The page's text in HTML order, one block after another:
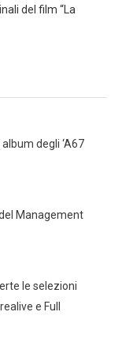
del film “La
degli ‘A67
Management
le selezioni
e Full